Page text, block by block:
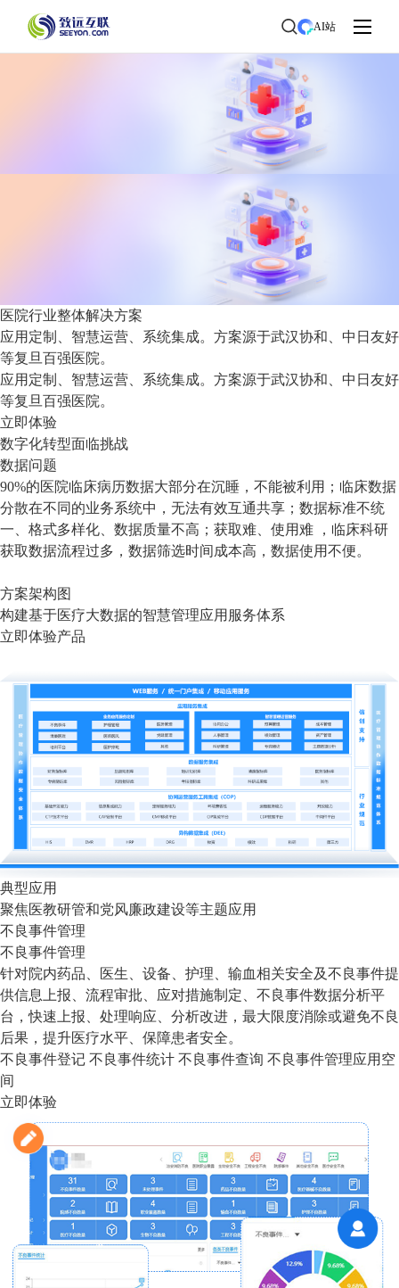
AI站
面临挑战
板案例 常见问题
医院行业整体解决方案
应用定制、智慧运营、系统集成。方案源于武汉协和、中日友好
等复旦百强医院。
应用定制、智慧运营、系统集成。方案源于武汉协和、中日友好
等复旦百强医院。
立即体验
数字化转型面临挑战
数据问题
90%的医院临床病历数据大部分在沉睡，不能被利用；临床数据
分散在不同的业务系统中，无法有效互通共享；数据标准不统
一、格式多样化、数据质量不高；获取难、使用难 ，临床科研
获取数据流程过多，数据筛选时间成本高，数据使用不便。
方案架构图
构建基于医疗大数据的智慧管理应用服务体系
立即体验产品
典型应用
聚焦医教研管和党风廉政建设等主题应用
不良事件管理
不良事件管理
针对院内药品、医生、设备、护理、输血相关安全及不良事件提
供信息上报、流程审批、应对措施制定、不良事件数据分析平
台，快速上报、处理响应、分析改进，最大限度消除或避免不良
后果，提升医疗水平、保障患者安全。
不良事件登记 不良事件统计 不良事件查询 不良事件管理应用空
间
立即体验